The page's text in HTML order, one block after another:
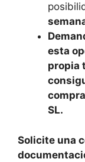
esta
propia
SL.
Solicite una